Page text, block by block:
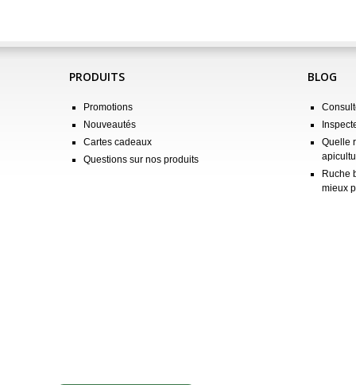
PRODUITS
Promotions
Nouveautés
Cartes cadeaux
Questions sur nos produits
BLOG
Quelle
Ruche
mieux